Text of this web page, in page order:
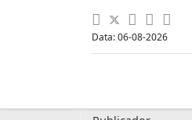
Data: 06-08-2026